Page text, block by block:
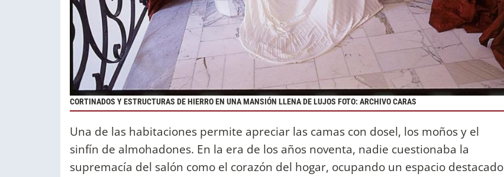
CORTINADOS Y ESTRUCTURAS DE HIERRO EN UNA MANSIÓN LLENA DE LUJOS FOTO: ARCHIVO CARAS
Una de las habitaciones permite apreciar las camas con dosel, los moños y el
sinfín de almohadones. En la era de los años noventa, nadie cuestionaba la
supremacía del salón como el corazón del hogar, ocupando un espacio destacado